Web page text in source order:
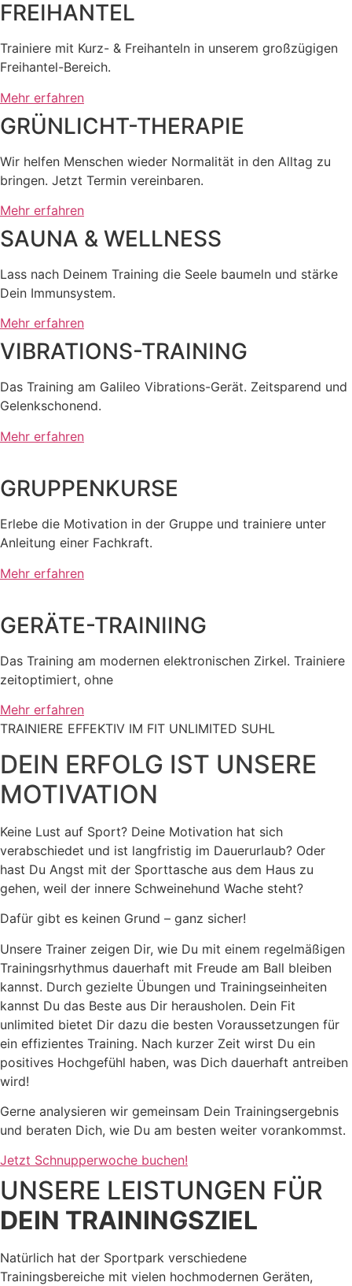
FREIHANTEL
Trainiere mit Kurz- & Freihanteln in unserem großzügigen
Freihantel-Bereich.
Mehr erfahren
GRÜNLICHT-THERAPIE
Wir helfen Menschen wieder Normalität in den Alltag zu
bringen. Jetzt Termin vereinbaren.
Mehr erfahren
SAUNA & WELLNESS
Lass nach Deinem Training die Seele baumeln und stärke
Dein Immunsystem.
Mehr erfahren
VIBRATIONS-TRAINING
Das Training am Galileo Vibrations-Gerät. Zeitsparend und
Gelenkschonend.
Mehr erfahren
GRUPPENKURSE
Erlebe die Motivation in der Gruppe und trainiere unter
Anleitung einer Fachkraft.
Mehr erfahren
GERÄTE-TRAINIING
Das Training am modernen elektronischen Zirkel. Trainiere
zeitoptimiert, ohne
Mehr erfahren
TRAINIERE EFFEKTIV IM FIT UNLIMITED SUHL
DEIN ERFOLG IST UNSERE
MOTIVATION
Keine Lust auf Sport? Deine Motivation hat sich
verabschiedet und ist langfristig im Dauerurlaub? Oder
hast Du Angst mit der Sporttasche aus dem Haus zu
gehen, weil der innere Schweinehund Wache steht?
Dafür gibt es keinen Grund – ganz sicher!
Unsere Trainer zeigen Dir, wie Du mit einem regelmäßigen
Trainingsrhythmus dauerhaft mit Freude am Ball bleiben
kannst. Durch gezielte Übungen und Trainingseinheiten
kannst Du das Beste aus Dir herausholen. Dein Fit
unlimited bietet Dir dazu die besten Voraussetzungen für
ein effizientes Training. Nach kurzer Zeit wirst Du ein
positives Hochgefühl haben, was Dich dauerhaft antreiben
wird!
Gerne analysieren wir gemeinsam Dein Trainingsergebnis
und beraten Dich, wie Du am besten weiter vorankommst.
Jetzt Schnupperwoche buchen!
UNSERE LEISTUNGEN FÜR
DEIN TRAININGSZIEL
Natürlich hat der Sportpark verschiedene
Trainingsbereiche mit vielen hochmodernen Geräten,